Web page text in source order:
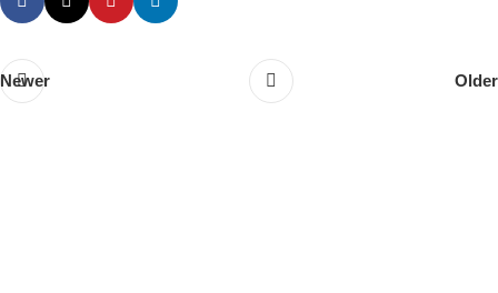
Newer Older